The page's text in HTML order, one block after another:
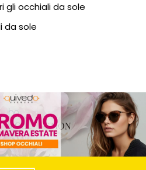
gli occhiali da sole
da sole